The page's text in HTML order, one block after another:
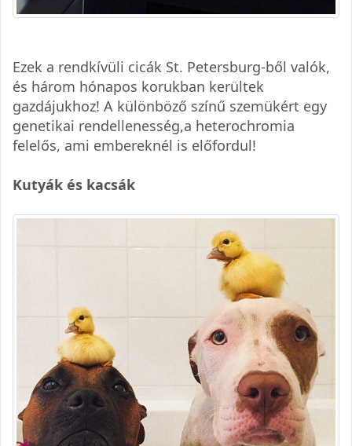
Ezek a rendkívüli cicák St. Petersburg-ből valók,
és három hónapos korukban kerültek
gazdájukhoz! A különböző színű szemükért egy
genetikai rendellenesség,a heterochromia
felelős, ami embereknél is előfordul!
Kutyák és kacsák